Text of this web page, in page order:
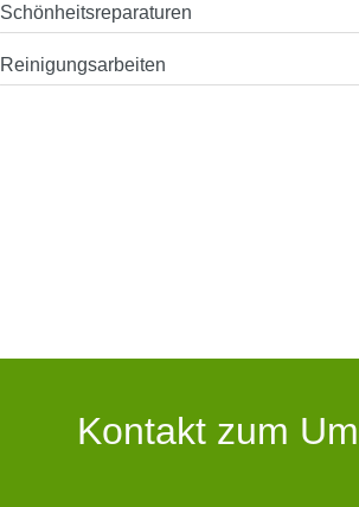
Schönheitsreparaturen
Reinigungsarbeiten
Kontakt zum